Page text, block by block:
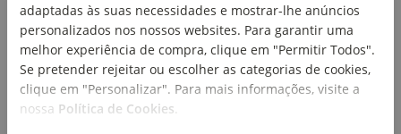
adaptadas às suas necessidades e mostrar-lhe anúncios
personalizados nos nossos websites. Para garantir uma
melhor experiência de compra, clique em "Permitir Todos".
Se pretender rejeitar ou escolher as categorias de cookies,
clique em "Personalizar". Para mais informações, visite a
nossa Política de Cookies